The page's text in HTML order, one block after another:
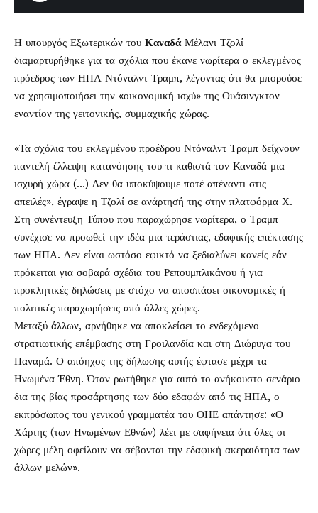
Η υπουργός Εξωτερικών του ΚαναδάΜέλανι Τζολί
διαμαρτυρήθηκε για τα σχόλια που έκανε νωρίτερα ο εκλεγμένος
πρόεδρος των ΗΠΑ Ντόναλντ Τραμπ, λέγοντας ότι θα μπορούσε
να χρησιμοποιήσει την «οικονομική ισχύ» της Ουάσινγκτον
εναντίον της γειτονικής, συμμαχικής χώρας.
«Τα σχόλια του εκλεγμένου προέδρου Ντόναλντ Τραμπ δείχνουν
παντελή έλλειψη κατανόησης του τι καθιστά τον Καναδά μια
ισχυρή χώρα (…) Δεν θα υποκύψουμε ποτέ απέναντι στις
απειλές», έγραψε η Τζολί σε ανάρτησή της στην πλατφόρμα Χ.
Στη συνέντευξη Τύπου που παραχώρησε νωρίτερα, ο Τραμπ
συνέχισε να προωθεί την ιδέα μια τεράστιας, εδαφικής επέκτασης
των ΗΠΑ. Δεν είναι ωστόσο εφικτό να ξεδιαλύνει κανείς εάν
πρόκειται για σοβαρά σχέδια του Ρεπουμπλικάνου ή για
προκλητικές δηλώσεις με στόχο να αποσπάσει οικονομικές ή
πολιτικές παραχωρήσεις από άλλες χώρες.
Μεταξύ άλλων, αρνήθηκε να αποκλείσει το ενδεχόμενο
στρατιωτικής επέμβασης στη Γροιλανδία και στη Διώρυγα του
Παναμά. Ο απόηχος της δήλωσης αυτής έφτασε μέχρι τα
Ηνωμένα Έθνη. Όταν ρωτήθηκε για αυτό το ανήκουστο σενάριο
δια της βίας προσάρτησης των δύο εδαφών από τις ΗΠΑ, ο
εκπρόσωπος του γενικού γραμματέα του ΟΗΕ απάντησε: «Ο
Χάρτης (των Ηνωμένων Εθνών) λέει με σαφήνεια ότι όλες οι
χώρες μέλη οφείλουν να σέβονται την εδαφική ακεραιότητα των
άλλων μελών».